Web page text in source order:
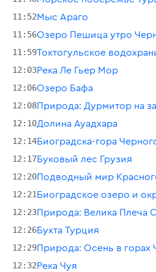
11:52Мыс Араго
11:56Озеро Пешица утро
11:59Токтогульское
12:03Река Ле Гьер Мор
12:06Озеро Бафа
12:08Природа: Дурмитор на
12:10Долина Ауадхара
12:14Биоградска-гора
12:17Буковый лес Грузия
12:20Подводный мир
12:21Биоградское озеро и
12:23Природа: Велика Плеча
12:26Бухта Турция
12:29Природа: Осень в горах
12:32Река Чуя